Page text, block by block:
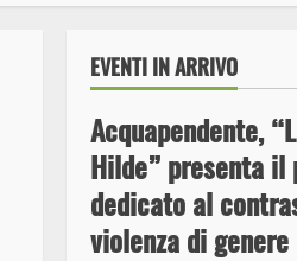
EVENTI IN ARRIVO
Acquapendente,
Hilde” presenta il
dedicato al
violenza di genere